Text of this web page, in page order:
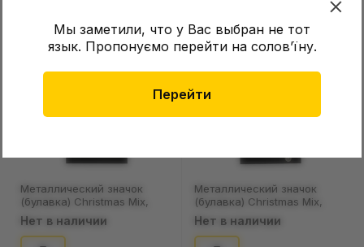
Мы заметили, что у Вас выбран не тот
язык. Пропонуємо перейти на соловʼїну.
Перейти
Металлический значок
(булавка) Christmas Mix,
(12102)
Нет в наличии
Металлический значок
(булавка) Christmas Mix,
(12101)
Нет в наличии